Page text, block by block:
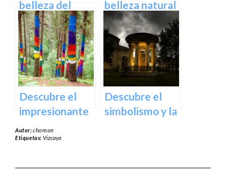
belleza del
Santuario de
Arantzazu en
Guipuzcoa –
Guía turística y
cultural
belleza natural
del Parque
Natural de
Aralar en tu
próxima
escapada
Descubre el
impresionante
arte natural del
Bosque de Oma
Descubre el
simbolismo y la
Vizcaya
Autor:chomon
Etiquetas: Vizcaya